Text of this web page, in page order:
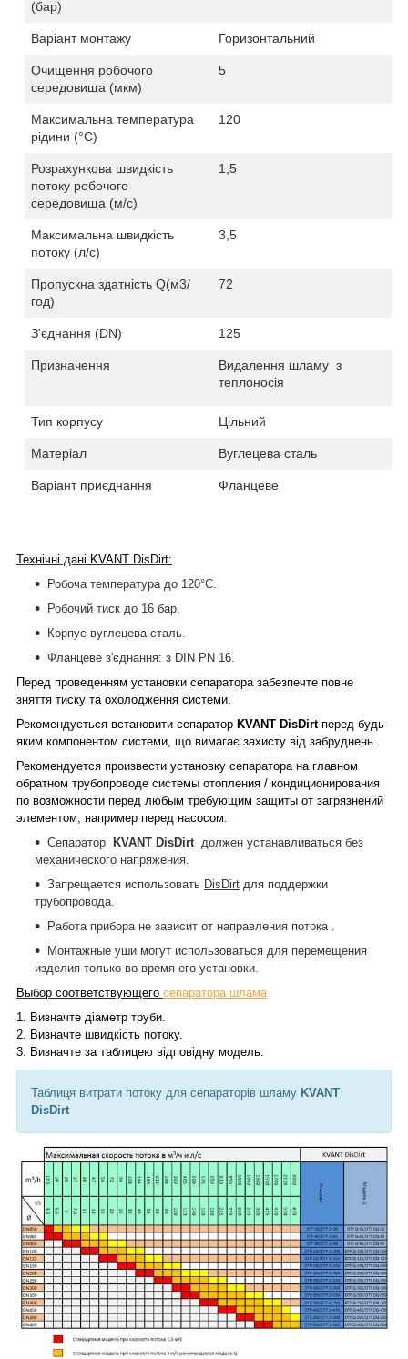
(бар)
Варіант монтажу Горизонтальний
Очищення робочого
середовища (мкм)
5
Максимальна температура
рідини (°C)
120
Розрахункова швидкість
потоку робочого
середовища (м/с)
1,5
Максимальна швидкість
потоку (л/c)
3,5
Пропускна здатність Q(м3/
год)
72
З'єднання (DN) 125
Призначення Видалення шламу з
теплоносія
Тип корпусу Цільний
Матеріал Вуглецева сталь
Варіант приєднання Фланцеве
Технічні дані KVANT DisDirt:
Робоча температура до 120°С.
Робочий тиск до 16 бар.
Корпус вуглецева сталь.
Фланцеве з'єднання: з DIN PN 16.
Перед проведенням установки сепаратора забезпечте повне
зняття тиску та охолодження системи.
Рекомендується встановити сепаратор KVANT DisDirtперед будь-
яким компонентом системи, що вимагає захисту від забруднень.
Рекомендуется произвести установку сепаратора на главном
обратном трубопроводе системы отопления / кондиционирования
по возможности перед любым требующим защиты от загрязнений
элементом, например перед насосом.
Сепаратор
KVANT DisDirt должен устанавливаться без
механического напряжения.
Запрещается использовать DisDirt для поддержки
трубопровода.
Работа прибора не зависит от направления потока .
Монтажные уши могут использоваться для перемещения
изделия только во время его установки.
Выбор соответствующего сепаратора шлама
1. Визначте діаметр труби.
2. Визначте швидкість потоку.
3. Визначте за таблицею відповідну модель.
Таблиця витрати потоку для сепараторів шламу KVANT
DisDirt